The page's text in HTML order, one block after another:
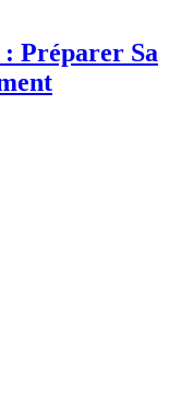
Préparer Sa